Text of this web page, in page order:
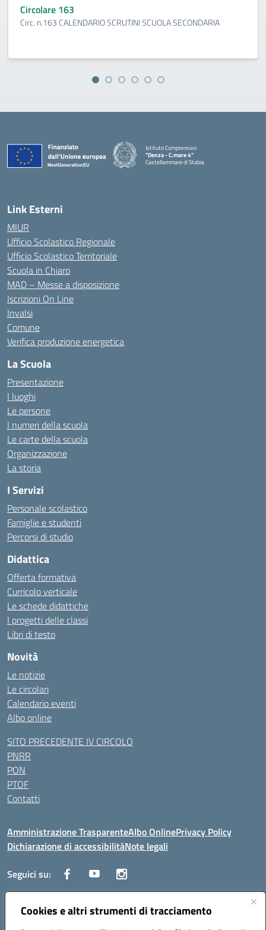
Cookies e altri strumenti di tracciamento
Circolare 163
Circ. n.163 CALENDARIO SCRUTINI SCUOLA SECONDARIA
Istituto Comprensivo
"Denza - C.mare 4"
Castellammare di Stabia
Link Esterni
MIUR
Ufficio Scolastico Regionale
Ufficio Scolastico Territoriale
Scuola in Chiaro
MAD – Messe a disposizione
Iscrizioni On Line
Invalsi
Comune
Verifica produzione energetica
La Scuola
Presentazione
I luoghi
Le persone
I numeri della scuola
Le carte della scuola
Organizzazione
La storia
I Servizi
Personale scolastico
Famiglie e studenti
Percorsi di studio
Didattica
Offerta formativa
Curricolo verticale
Le schede didattiche
I progetti delle classi
Libri di testo
Novità
Le notizie
Le circolari
Calendario eventi
Albo online
SITO PRECEDENTE IV CIRCOLO
PNRR
PON
PTOF
Contatti
Amministrazione TrasparenteAlbo OnlinePrivacy Policy
Dichiarazione di accessibilitàNote legali
Seguici su:
Traversa Fondo d'Orto n.19B - Cap 80053 - Castellammare di Stabia